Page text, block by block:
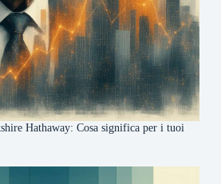
Hathaway: Cosa significa per i tuoi